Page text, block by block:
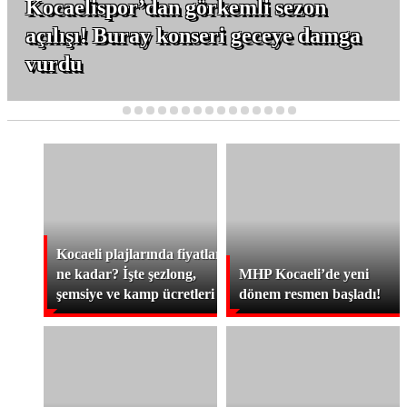
Kocaelispor’dan görkemli sezon
açılışı! Buray konseri geceye damga
vurdu
1 2 3 4 5 6 7 8 9 10 11 12 13 14 15
Kocaeli plajlarında fiyatlar
ne kadar? İşte şezlong,
şemsiye ve kamp ücretleri
MHP Kocaeli’de yeni
dönem resmen başladı!